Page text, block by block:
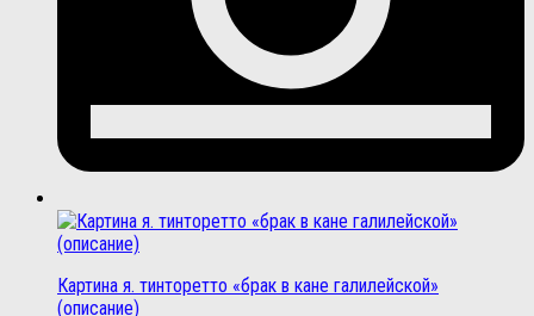
Картина я. тинторетто «брак в кане галилейской»
(описание)